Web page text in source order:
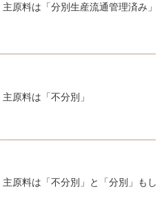
主原料は「分別生産流通管理済み」
主原料は「不分別」
主原料は「不分別」と「分別」もし